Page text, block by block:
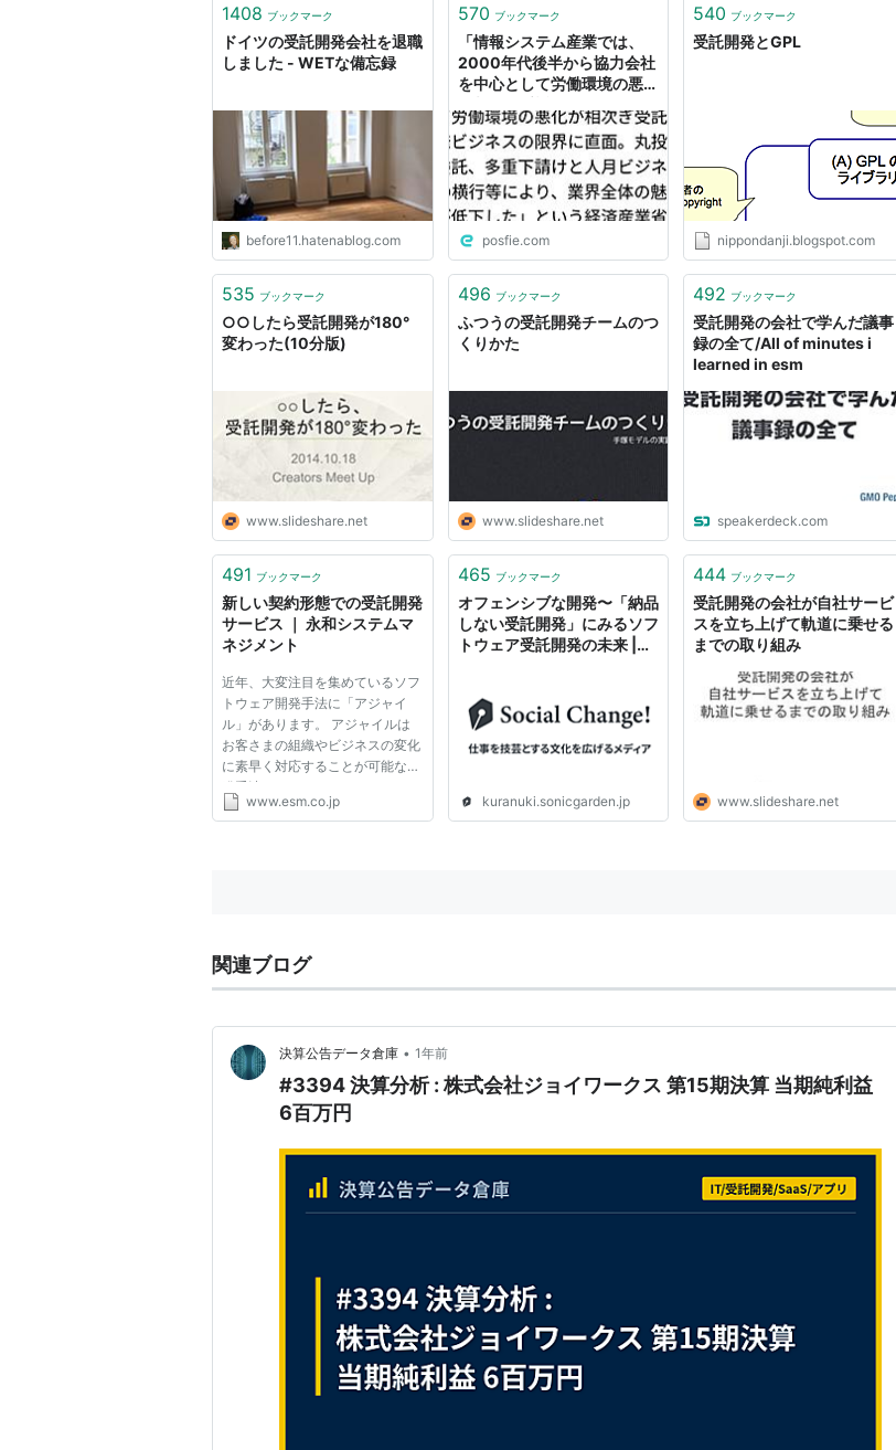
1408 ブックマーク
ドイツの受託開発会社を退職
しました - WETな備忘録
before11.hatenablog.com
570 ブックマーク
「情報システム産業では、
2000年代後半から協力会社
を中心として労働環境の悪化
限界に直面。丸投げ委託、多
重下請けと人月ビジネスの横
行等により、業界全体の魅力
が低下した」という経済産業
省の産業構造審議会の公式見
解について
posfie.com
540 ブックマーク
受託開発とGPL
nippondanji.blogspot.com
535 ブックマーク
○○したら受託開発が180°
変わった(10分版)
www.slideshare.net
496 ブックマーク
ふつうの受託開発チームのつ
くりかた
www.slideshare.net
492 ブックマーク
受託開発の会社で学んだ議事
録の全て/All of minutes i
learned in esm
speakerdeck.com
491 ブックマーク
新しい契約形態での受託開発
サービス ｜ 永和システムマ
ネジメント
近年、大変注目を集めているソフ
トウェア開発手法に「アジャイ
ル」があります。 アジャイルは
お客さまの組織やビジネスの変化
に素早く対応することが可能な開
発手法です。 しかし、ソフトウ
ェア業界での受託型の請負契約は
www.esm.co.jp
465 ブックマーク
オフェンシブな開発〜「納品
しない受託開発」にみるソフ
トウェア受託開発の未来 |
kuranuki.sonicgarden.jp
444 ブックマーク
受託開発の会社が自社サービ
スを立ち上げて軌道に乗せる
までの取り組み
www.slideshare.net
関連ブログ
決算公告データ倉庫 • 1年前
#3394 決算分析 : 株式会社ジョイワークス 第15期決算 当期純利益
6百万円